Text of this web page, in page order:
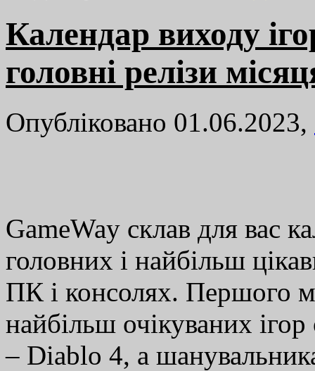
Календар виходу
головні релізи
Опубліковано 01.06.2023,
GameWay склав для вас
головних і найбільш
ПК і консолях. Першого
найбільш очікуваних
– Diablo 4, а